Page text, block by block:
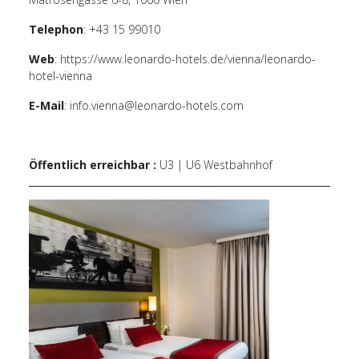
Telephon: +43 15 99010
Web: https://www.leonardo-hotels.de/vienna/leonardo-
hotel-vienna
E-Mail: info.vienna@leonardo-hotels.com
Öffentlich erreichbar : U3 | U6 Westbahnhof